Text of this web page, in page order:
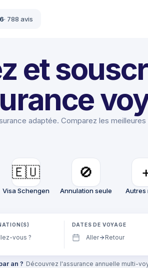
· 788 avis
et
adaptée. Comparez les
🇪🇺
Visa Schengen
🚫
Annulation seule Autres
DATES DE VOYAGE
Aller Retour
an ? Découvrez l'assurance annuelle multi-